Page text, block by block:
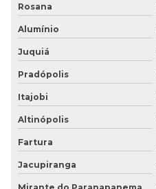
Rosana
Alumínio
Juquiá
Pradópolis
Itajobi
Altinópolis
Fartura
Jacupiranga